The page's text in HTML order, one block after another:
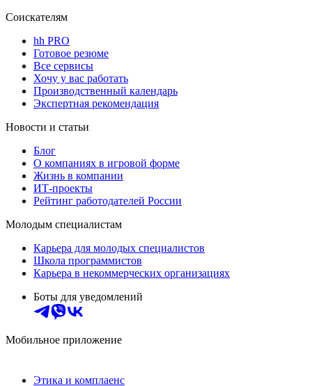
Соискателям
hh PRO
Готовое резюме
Все сервисы
Хочу у вас работать
Производственный календарь
Экспертная рекомендация
Новости и статьи
Блог
О компаниях в игровой форме
Жизнь в компании
ИТ-проекты
Рейтинг работодателей России
Молодым специалистам
Карьера для молодых специалистов
Школа программистов
Карьера в некоммерческих организациях
Боты для уведомлений
Мобильное приложение
Этика и комплаенс